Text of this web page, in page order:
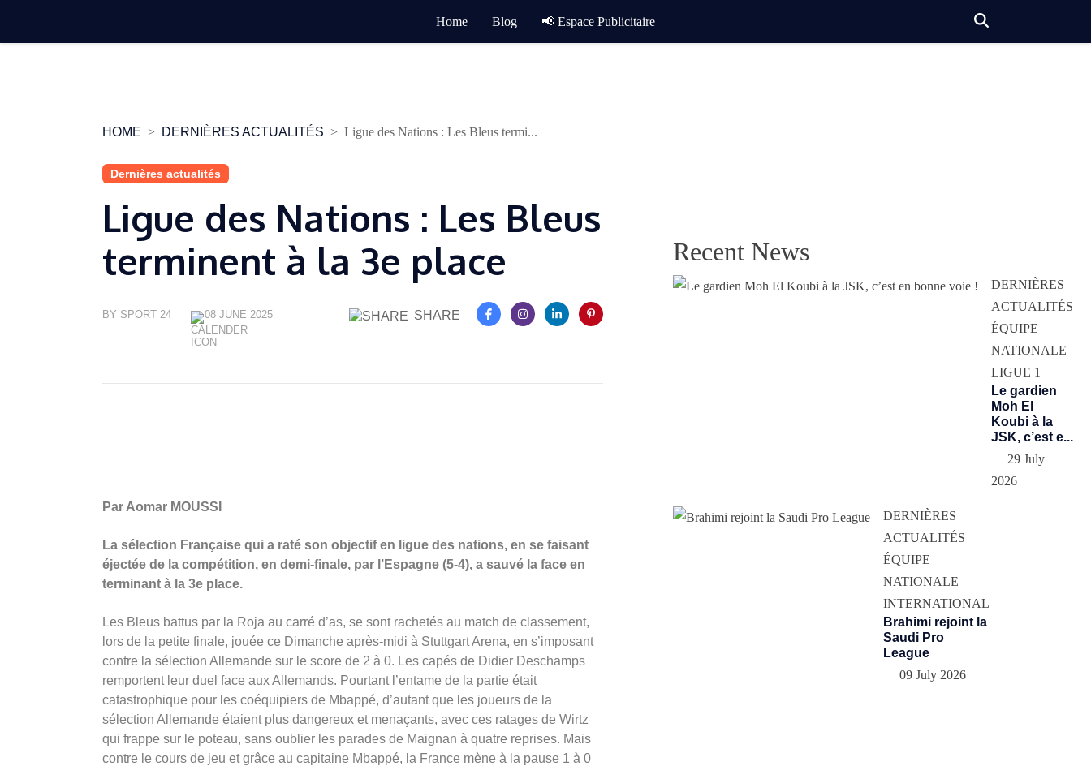
Home Blog 📢 Espace Publicitaire
HOME DERNIÈRES ACTUALITÉS Ligue des Nations : Les Bleus termi...
Dernières actualités
Ligue des Nations : Les Bleus
terminent à la 3e place
BY SPORT 24 08 JUNE 2025 SHARE
Par Aomar MOUSSI
La sélection Française qui a raté son objectif en ligue des nations, en se faisant
éjectée de la compétition, en demi-finale, par l’Espagne (5-4), a sauvé la face en
terminant à la 3e place.
Les Bleus battus par la Roja au carré d’as, se sont rachetés au match de classement,
lors de la petite finale, jouée ce Dimanche après-midi à Stuttgart Arena, en s’imposant
contre la sélection Allemande sur le score de 2 à 0. Les capés de Didier Deschamps
remportent leur duel face aux Allemands. Pourtant l’entame de la partie était
catastrophique pour les coéquipiers de Mbappé, d’autant que les joueurs de la
sélection Allemande étaient plus dangereux et menaçants, avec ces ratages de Wirtz
qui frappe sur le poteau, sans oublier les parades de Maignan à quatre reprises. Mais
contre le cours de jeu et grâce au capitaine Mbappé, la France mène à la pause 1 à 0
Recent News
DERNIÈRES
ACTUALITÉS
ÉQUIPE
NATIONALE
LIGUE 1
Le gardien
Moh El
Koubi à la
JSK, c’est e...
29 July
2026
DERNIÈRES
ACTUALITÉS
ÉQUIPE
NATIONALE
INTERNATIONAL
Brahimi rejoint la
Saudi Pro
League
09 July 2026